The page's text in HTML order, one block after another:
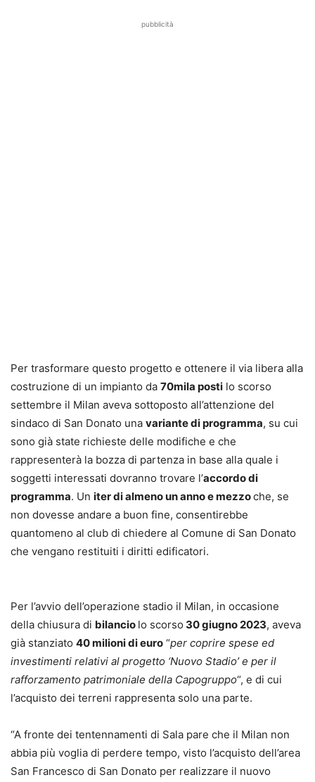
pubblicità
Per trasformare questo progetto e ottenere il via libera alla
costruzione di un impianto da 70mila posti lo scorso
settembre il Milan aveva sottoposto all’attenzione del
sindaco di San Donato una variante di programma, su cui
sono già state richieste delle modifiche e che
rappresenterà la bozza di partenza in base alla quale i
soggetti interessati dovranno trovare l’accordo di
programma. Un iter di almeno un anno e mezzoche, se
non dovesse andare a buon fine, consentirebbe
quantomeno al club di chiedere al Comune di San Donato
che vengano restituiti i diritti edificatori.
Per l’avvio dell’operazione stadio il Milan, in occasione
della chiusura di bilancio lo scorso 30 giugno 2023, aveva
già stanziato 40 milioni di euro “per coprire spese ed
investimenti relativi al progetto ‘Nuovo Stadio’ e per il
rafforzamento patrimoniale della Capogruppo“, e di cui
l’acquisto dei terreni rappresenta solo una parte.
“A fronte dei tentennamenti di Sala pare che il Milan non
abbia più voglia di perdere tempo, visto l’acquisto dell’area
San Francesco di San Donato per realizzare il nuovo